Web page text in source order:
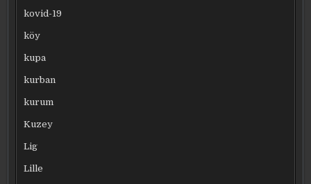
kovid-19
köy
kupa
kurban
kurum
Kuzey
Lig
Lille